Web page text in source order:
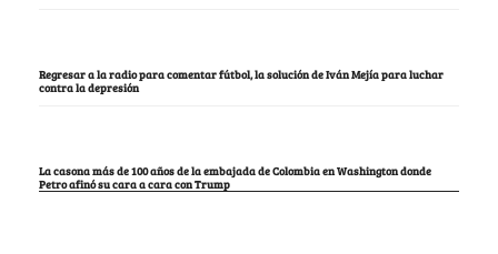
Regresar a la radio para comentar fútbol, la solución de Iván Mejía para luchar
contra la depresión
La casona más de 100 años de la embajada de Colombia en Washington donde
Petro afinó su cara a cara con Trump